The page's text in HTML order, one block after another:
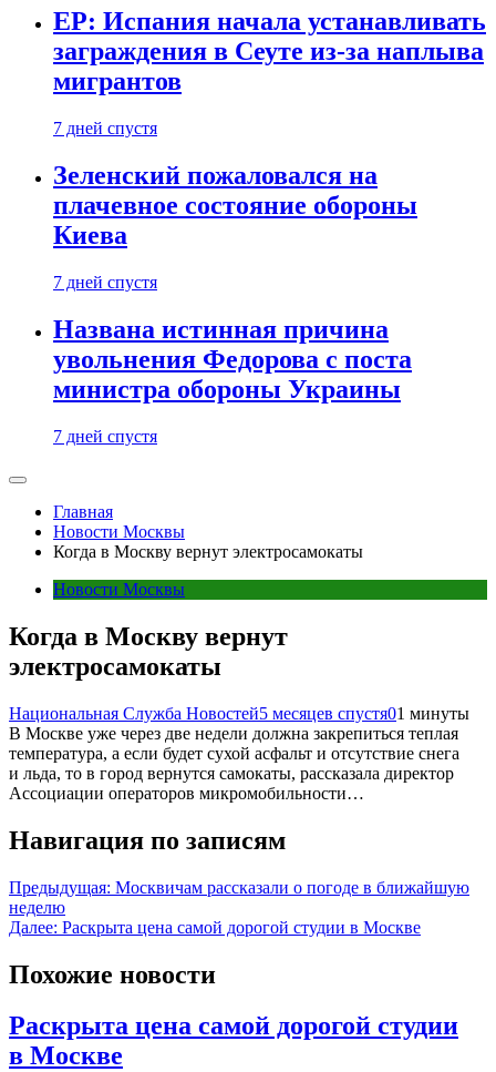
EP: Испания начала устанавливать
заграждения в Сеуте из-за наплыва
мигрантов
7 дней спустя
Зеленский пожаловался на
плачевное состояние обороны
Киева
7 дней спустя
Названа истинная причина
увольнения Федорова с поста
министра обороны Украины
7 дней спустя
Главная
Новости Москвы
Когда в Москву вернут электросамокаты
Новости Москвы
Когда в Москву вернут
электросамокаты
Национальная Служба Новостей5 месяцев спустя01 минуты
В Москве уже через две недели должна закрепиться теплая
температура, а если будет сухой асфальт и отсутствие снега
и льда, то в город вернутся самокаты, рассказала директор
Ассоциации операторов микромобильности…
Навигация по записям
Предыдущая: Москвичам рассказали о погоде в ближайшую
неделю
Далее: Раскрыта цена самой дорогой студии в Москве
Похожие новости
Раскрыта цена самой дорогой студии
в Москве